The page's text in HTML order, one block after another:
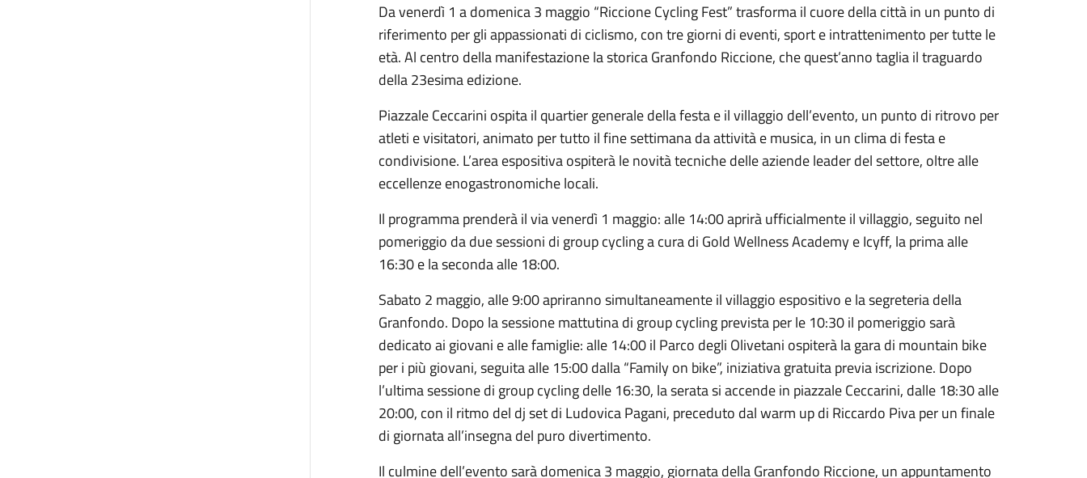
Da venerdì 1 a domenica 3 maggio “Riccione Cycling Fest” trasforma il cuore della città in un punto di
riferimento per gli appassionati di ciclismo, con tre giorni di eventi, sport e intrattenimento per tutte le
età. Al centro della manifestazione la storica Granfondo Riccione, che quest’anno taglia il traguardo
della 23esima edizione.
Piazzale Ceccarini ospita il quartier generale della festa e il villaggio dell’evento, un punto di ritrovo per
atleti e visitatori, animato per tutto il fine settimana da attività e musica, in un clima di festa e
condivisione. L’area espositiva ospiterà le novità tecniche delle aziende leader del settore, oltre alle
eccellenze enogastronomiche locali.
Il programma prenderà il via venerdì 1 maggio: alle 14:00 aprirà ufficialmente il villaggio, seguito nel
pomeriggio da due sessioni di group cycling a cura di Gold Wellness Academy e Icyff, la prima alle
16:30 e la seconda alle 18:00.
Sabato 2 maggio, alle 9:00 apriranno simultaneamente il villaggio espositivo e la segreteria della
Granfondo. Dopo la sessione mattutina di group cycling prevista per le 10:30 il pomeriggio sarà
dedicato ai giovani e alle famiglie: alle 14:00 il Parco degli Olivetani ospiterà la gara di mountain bike
per i più giovani, seguita alle 15:00 dalla “Family on bike”, iniziativa gratuita previa iscrizione. Dopo
l’ultima sessione di group cycling delle 16:30, la serata si accende in piazzale Ceccarini, dalle 18:30 alle
20:00, con il ritmo del dj set di Ludovica Pagani, preceduto dal warm up di Riccardo Piva per un finale
di giornata all’insegna del puro divertimento.
Il culmine dell’evento sarà domenica 3 maggio, giornata della Granfondo Riccione, un appuntamento